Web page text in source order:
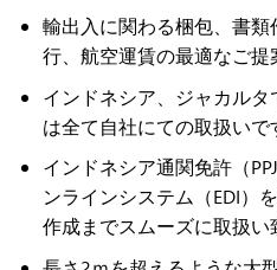
輸出入に関わる梱包、書
行、航空運賃の最適なご提
インドネシア、ジャカル
は全て自社にての取扱いで
インドネシア通関免許（
ンラインシステム（EDI）
作成までスムーズに取扱い